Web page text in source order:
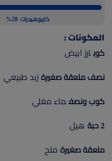
كاربوهيدرات 28%
المكونات :
كوب ارز ابيض
نصف ملعقة صغيرة زبد طبيعي
كوب ونصف ماء مغلي
2 حبة هيل
ملعقة صغيرة ملح